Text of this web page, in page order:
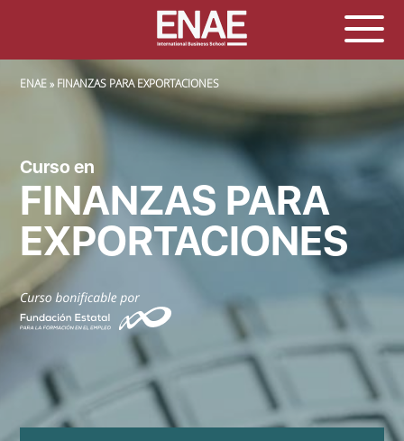
SOBRESCRIBIR ENLACES DE AYUDA A LA NAVEGACIÓN
ENAE FINANZAS PARA EXPORTACIONES
Curso en
FINANZAS PARA
EXPORTACIONES